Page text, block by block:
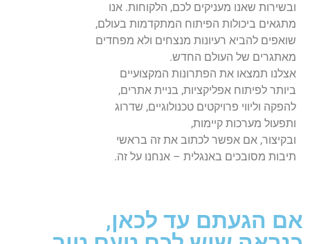
ובשירות שאנו מעניקים לכם, הלקוחות. אנו
מתגאים ביכולות הפיתוח המתקדמות בעולם,
שואפים להביא רעיונות מנצחים ולא מפחדים
מאתגרים של העולם החדש.
אצלנו תמצאו את הפתרונות המקצועיים
ביותר לפיתוח אפליקציות, בניית אתרים,
להפקה וליווי פרויקטים טכנולוגיים, שדרוג
ותפעול מערכות קיימות,
ובקיצור, אם אפשר לכתוב את זה בראשי
תיבות מסובכים באנגלית – אנחנו על זה.
אם הגעתם עד לכאן,